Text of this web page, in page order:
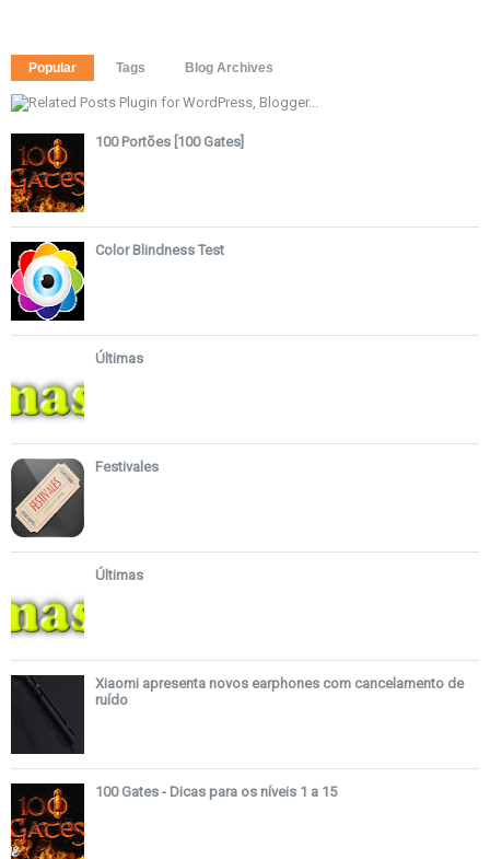
Popular Tags Blog Archives
100 Portões [100 Gates]
Color Blindness Test
Últimas
Festivales
Últimas
Xiaomi apresenta novos earphones com cancelamento de
ruído
100 Gates - Dicas para os níveis 1 a 15